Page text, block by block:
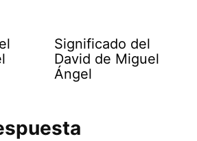
Significado del
David de Miguel
Ángel